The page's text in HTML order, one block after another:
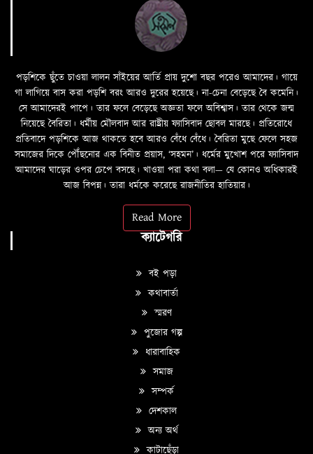
পড়শিকে ছুঁতে চাওয়া লালন সাঁইয়ের আর্তি প্রায় দুশো বছর পরেও আমাদের। গায়ে
গা লাগিয়ে বাস করা পড়শি বরং আরও দুরের হয়েছে। না-চেনা বেড়েছে বৈ কমেনি।
সে আমাদেরই পাপে। তার ফলে বেড়েছে অজ্ঞতা ফলে অবিশ্বাস। তার থেকে জন্ম
নিয়েছে বৈরিতা। ধর্মীয় মৌলবাদ আর রাষ্ট্রীয় ফ্যাসিবাদ ছোবল মারছে। প্রতিরোধে
প্রতিবাদে পড়শিকে আজ থাকতে হবে আরও বেঁধে বেঁধে। বৈরিতা মুছে ফেলে সহজ
সমাজের দিকে পৌঁছনোর এক বিনীত প্রয়াস, ‘সহমন’। ধর্মের মুখোশ পরে ফ্যাসিবাদ
আমাদের ঘাড়ের ওপর চেপে বসছে। খাওয়া পরা কথা বলা—­­ যে কোনও অধিকারই
আজ বিপন্ন। তারা ধর্মকে করেছে রাজনীতির হাতিয়ার।
Read More
ক্যাটেগরি
বই পড়া
কথাবার্তা
স্মরণ
পুজোর গল্প
ধারাবাহিক
সমাজ
সম্পর্ক
দেশকাল
অন্য অর্থ
কাটাছেঁড়া